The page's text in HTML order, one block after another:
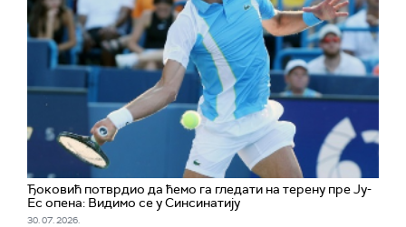
Ђоковић потврдио да ћемо га гледати на терену пре Ју-
Ес опена: Видимо се у Синсинатију
30. 07. 2026.